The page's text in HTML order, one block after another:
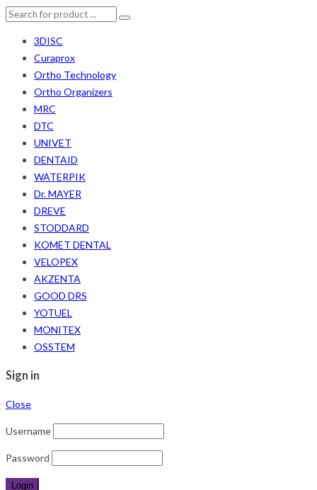
3DISC
Curaprox
Ortho Technology
Ortho Organizers
MRC
DTC
UNIVET
DENTAID
WATERPIK
Dr. MAYER
DREVE
STODDARD
KOMET DENTAL
VELOPEX
AKZENTA
GOOD DRS
YOTUEL
MONITEX
OSSTEM
Sign in
Close
Username
Password